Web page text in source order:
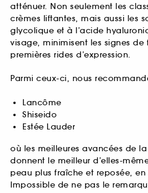
atténuer. Non seulement les
crèmes liftantes, mais aussi les
glycolique et à l’acide
visage, minimisent les signes
premières rides d’expression.
Parmi ceux-ci, nous
Lancôme
Shiseido
Estée Lauder
où les meilleures avancées de
donnent le meilleur d’elles-
peau plus fraîche et reposée,
Impossible de ne pas le